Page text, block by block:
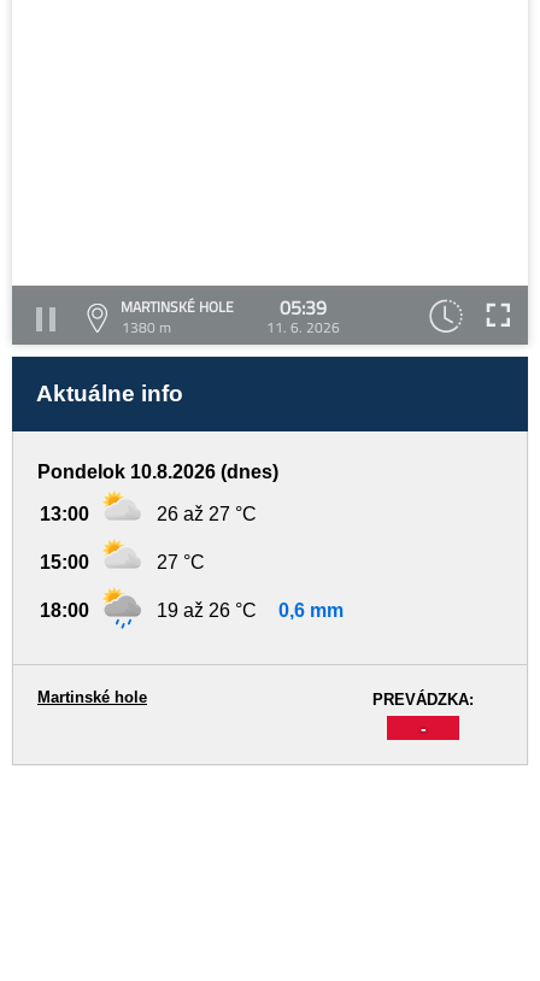
MARTINSKÉ HOLE
1380 m
05:39
11. 6. 2026
Aktuálne info
Pondelok 10.8.2026 (dnes)
13:00 26 až 27 °C
15:00 27 °C
18:00 19 až 26 °C 0,6 mm
PREVÁDZKA:
-
Martinské hole